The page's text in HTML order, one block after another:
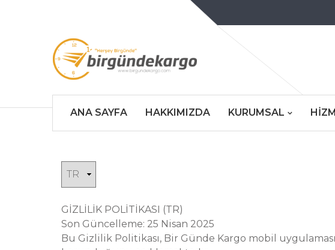
ANA SAYFA HAKKIMIZDA KURUMSAL
GİZLİLİK POLİTİKASI (TR)
Son Güncelleme: 25 Nisan 2025
Bu Gizlilik Politikası, Bir Günde Kargo mobil